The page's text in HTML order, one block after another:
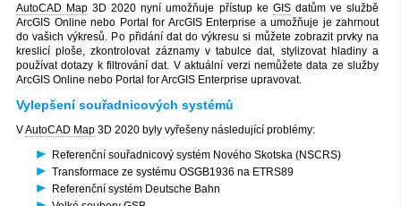
AutoCAD Map 3D 2020 nyní umožňuje přístup ke GISdatům ve službě
ArcGIS Online nebo Portal for ArcGIS Enterprise a umožňuje je zahrnout
do vašich výkresů. Po přidání dat do výkresu si můžete zobrazit prvky na
kreslicí ploše, zkontrolovat záznamy v tabulce dat, stylizovat hladiny a
používat dotazy k filtrování dat. V aktuální verzi nemůžete data ze služby
ArcGIS Online nebo Portal for ArcGIS Enterprise upravovat.
Vylepšení souřadnicových systémů
VAutoCAD Map 3D 2020 byly vyřešeny následující problémy:
Referenční souřadnicový systém Nového Skotska (NSCRS)
Transformace ze systému OSGB1936 na ETRS89
Referenční systém Deutsche Bahn